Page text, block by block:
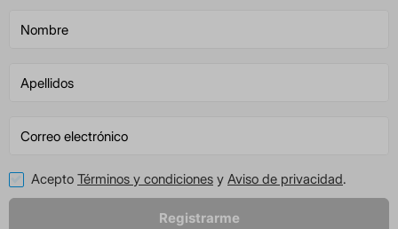
Acepto Términos y condiciones y Aviso de privacidad.
Registrarme